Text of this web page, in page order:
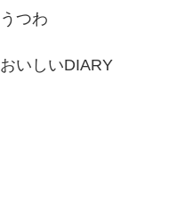
うつわ
おいしいDIARY